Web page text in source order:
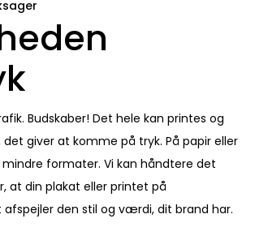
Budskaber! Det hele kan printes og
giver at komme på tryk. På papir eller
mindre formater. Vi kan håndtere det
at din plakat eller printet på
den stil og værdi, dit brand har.